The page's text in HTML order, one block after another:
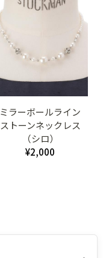
ミラーボールライン
ストーンネックレス
（シロ）
¥2,000